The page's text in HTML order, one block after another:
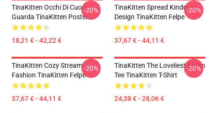
TinaKitten Occhi Di Cuore
Guarda TinaKitten Poster
18,21 € - 42,22 €
-20%
TinaKitten Spread Kindness
Design TinaKitten Felpe
37,67 € - 44,11 €
-20%
TinaKitten Cozy Stream
Fashion TinaKitten Felpe
37,67 € - 44,11 €
-20%
TinaKitten The Loveliest Kitten
Tee TinaKitten T-Shirt
24,38 € - 28,06 €
-20%